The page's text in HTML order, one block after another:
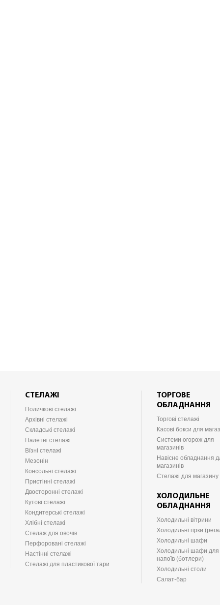
СТЕЛАЖІ
Поличкові стелажі
Архівні стелажі
Складські стелажі
Палетні стелажі
Вїзні стелажі
Мезонін
Консольні стелажі
Пристінні стелажі
Двосторонні стелажі
Кутові стелажі
Кондитерські стелажі
Хлібні стелажі
Стелаж для овочів
Перфоровані стелажі
Настінні стелажі
Стелажі для пластикової тари
ТОРГОВЕ
ОБЛАДНАННЯ
Торгові стелажі
Касові бокси для
Системи огорож для
магазинів
Навісне обладнання
магазинів
Стелажі для магазину
ХОЛОДИЛЬНЕ
ОБЛАДНАННЯ
Холодильні вітрини
Холодильні гірки
Холодильні шафи
Холодильні шафи для
напоїв (ботлери)
Холодильні столи
Салат-бар